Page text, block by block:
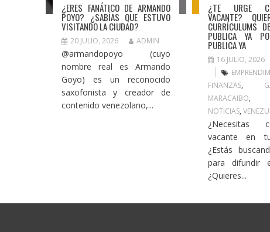
¿ERES FANÁTICO DE ARMANDO
POYO? ¿SABÍAS QUE ESTUVO
VISITANDO LA CIUDAD?
20 JULIO, 2026 ADMIN
@armandopoyo (cuyo
nombre real es Armando
Goyo) es un reconocido
saxofonista y creador de
contenido venezolano,...
¿TE URGE
VACANTE?
CURRÍCULUMS
PUBLICA YA
PUBLICA YA
16 JULIO, 2026
FINANZAS,
MARACAIBO
NOTICIAS,
¿Necesitas
vacante en
¿Estás
para difundir
¿Quieres...